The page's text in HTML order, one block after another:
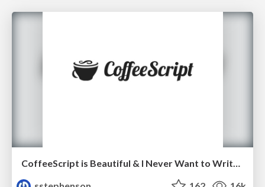
CoffeeScript is Beautiful & I Never Want to Write Plain JavaScript Again